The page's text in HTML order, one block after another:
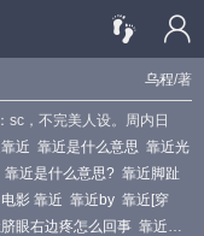
乌程/著
sc，不完美人设。周内日
近 靠近是什么意思 靠近光
靠近是什么意思? 靠近脚趾
电影 靠近 靠近by 靠近[穿
眼右边疼怎么回事 靠近的